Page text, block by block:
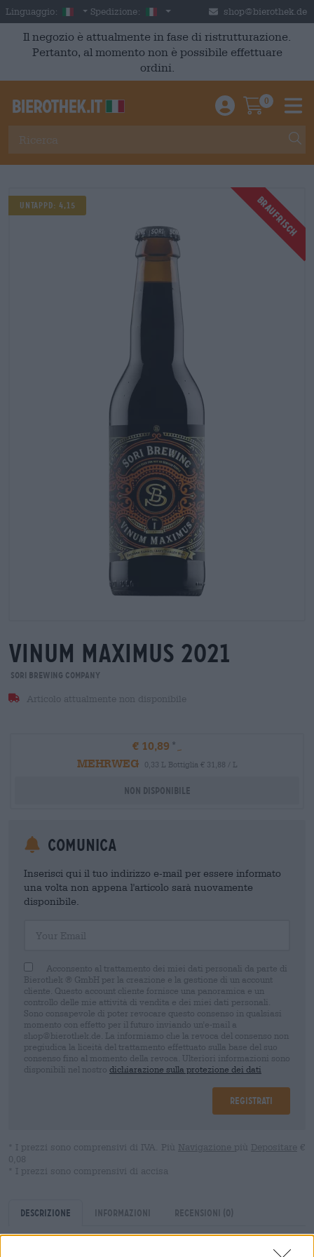
Skip to main content
Linguaggio: Italian
Spedizione: Italia shop@bierothek.de
Il negozio è attualmente in fase di ristrutturazione.
Pertanto, al momento non è possibile effettuare
ordini.
Einloggen /
0
Braufrisch
Untappd: 4,15
vinum maximus 2021
Sori Brewing Company
Articolo attualmente non disponibile
€ 10,89
MEHRWEG
0,33 L Bottiglia € 31,88 / L
Non disponibile
Comunica
Inserisci qui il tuo indirizzo e-mail per essere informato
una volta non appena l'articolo sarà nuovamente
disponibile.
Acconsento al trattamento dei miei dati personali da parte di
Bierothek ® GmbH per la creazione e la gestione di un account
cliente. Questo account cliente fornisce una panoramica e un
controllo delle mie attività di vendita e dei miei dati personali.
Sono consapevole di poter revocare questo consenso in qualsiasi
momento con effetto per il futuro inviando un'e-mail a
shop@bierothek.de. La informiamo che la revoca del consenso non
pregiudica la liceità del trattamento effettuato sulla base del suo
consenso fino al momento della revoca. Ulteriori informazioni sono
disponibili nel nostro dichiarazione sulla protezione dei dati
Registrati
* I prezzi sono comprensivi di IVA. Più Navigazione più Depositare €
0,08
* I prezzi sono comprensivi di accisa
Descrizione Informazioni Recensioni (0)